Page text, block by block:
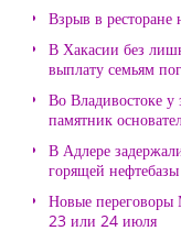
Взрыв в
В Хакасии без
выплату семьям
Во Владивостоке
памятник
В Адлере
горящей нефтебазы
Новые переговоры
23 или 24 июля